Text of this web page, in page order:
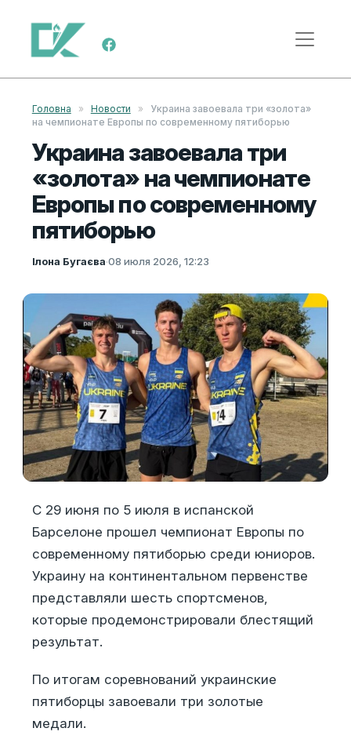
Перейти к содержимому
Меню навигации
Головна » Новости »
Украина завоевала три «золота»
на чемпионате Европы по современному пятиборью
Украина завоевала три
«золота» на чемпионате
Европы по современному
пятиборью
Ілона Бугаєва·08 июля 2026, 12:23
С 29 июня по 5 июля в испанской
Барселоне прошел чемпионат Европы по
современному пятиборью среди юниоров.
Украину на континентальном первенстве
представляли шесть спортсменов,
которые продемонстрировали блестящий
результат.
По итогам соревнований украинские
пятиборцы завоевали три золотые
медали.